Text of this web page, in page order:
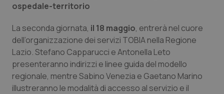
ospedale-territorio
La seconda giornata, il 18 maggio, entrerà nel cuore
dell’organizzazione dei servizi TOBIA nella Regione
Lazio. Stefano Capparucci e Antonella Leto
presenteranno indirizzi e linee guida del modello
regionale, mentre Sabino Venezia e Gaetano Marino
illustreranno le modalità di accesso al servizio e il